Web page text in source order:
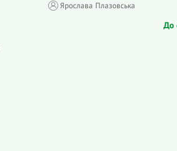
Ярослава Плазовська
До